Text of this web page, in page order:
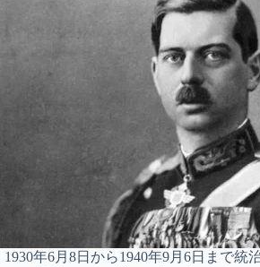
1930年6月8日から1940年9月6日まで統